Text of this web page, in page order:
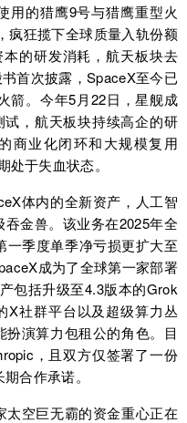
用的猎鹰9号与猎鹰重型火
疯狂揽下全球质量入轨份额
的研发消耗，航天板块去
首次披露，SpaceX至今已
箭。今年5月22日，星舰成
，航天板块持续高企的研
商业化闭环和大规模复用
于失血状态。
体内的全新资产，人工智
金兽。该业务在2025年全
一季度单季净亏损更扩大至
成为了全球第一家部署
包括升级至4.3版本的Grok
X社群平台以及超级算力丛
演算力包租公的角色。目
，且双方仅签署了一份
合作承诺。
空巨无霸的资金重心正在